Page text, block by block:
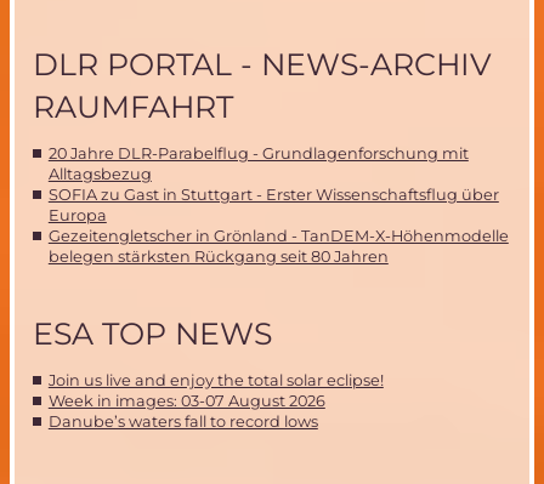
DLR PORTAL - NEWS-ARCHIV
RAUMFAHRT
20 Jahre DLR-Parabelflug - Grundlagenforschung mit
Alltagsbezug
SOFIA zu Gast in Stuttgart - Erster Wissenschaftsflug über
Europa
Gezeitengletscher in Grönland - TanDEM-X-Höhenmodelle
belegen stärksten Rückgang seit 80 Jahren
ESA TOP NEWS
Join us live and enjoy the total solar eclipse!
Week in images: 03-07 August 2026
Danube’s waters fall to record lows